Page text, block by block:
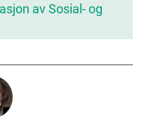
av Sosial- og